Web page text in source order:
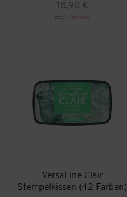
18,90 €
zzgl. Versand
VersaFine Clair
Stempelkissen (42 Farben)